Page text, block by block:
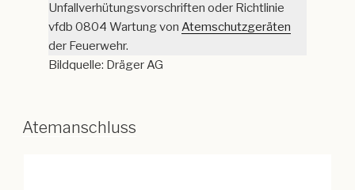
Unfallverhütungsvorschriften oder Richtlinie
vfdb 0804 Wartung vonAtemschutzgeräten
der Feuerwehr.
Bildquelle: Dräger AG
Atemanschluss